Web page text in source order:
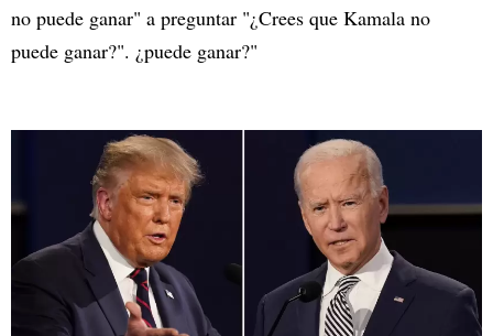
no puede ganar" a preguntar "¿Crees que Kamala no
puede ganar?". ¿puede ganar?"